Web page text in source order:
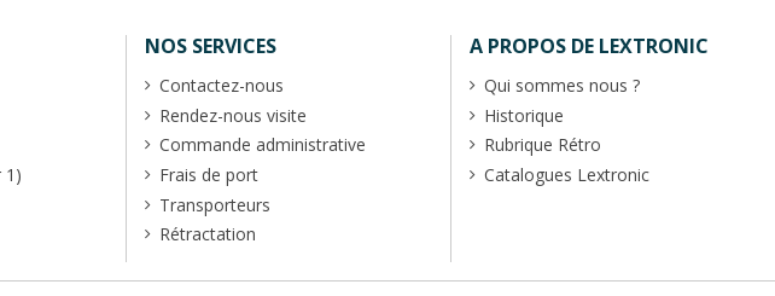
1)
NOS SERVICES
Contactez-nous
Rendez-nous visite
Commande administrative
Frais de port
Transporteurs
Rétractation
A PROPOS DE LEXTRONIC
Qui sommes nous ?
Historique
Rubrique Rétro
Catalogues Lextronic